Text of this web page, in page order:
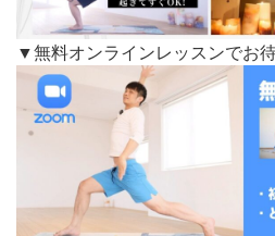
▼無料オンラインレッスンでお待